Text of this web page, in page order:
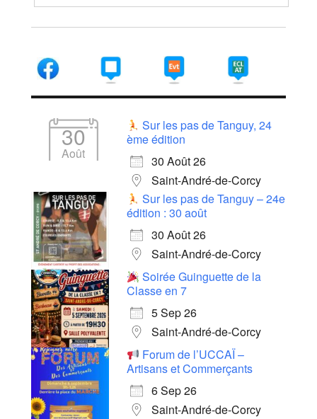
30
Août
Sur les pas de Tanguy, 24
ème édition
30 Août 26
Saint-André-de-Corcy
Sur les pas de Tanguy – 24e
édition : 30 août
30 Août 26
Saint-André-de-Corcy
Soirée Guinguette de la
Classe en 7
5 Sep 26
Saint-André-de-Corcy
Forum de l’UCCAÏ –
Artisans et Commerçants
6 Sep 26
Saint-André-de-Corcy